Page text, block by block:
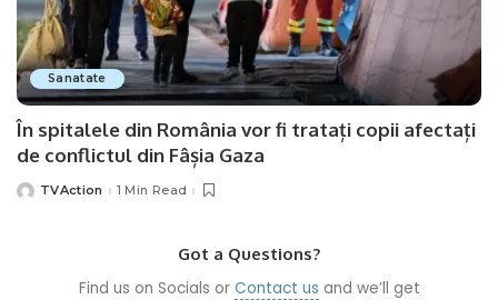
Sanatate
În spitalele din România vor fi tratați copii afectați
de conflictul din Fâșia Gaza
PostedTVAction 1 Min Read
Got a Questions?
Find us on Socials or Contact us and we’ll get